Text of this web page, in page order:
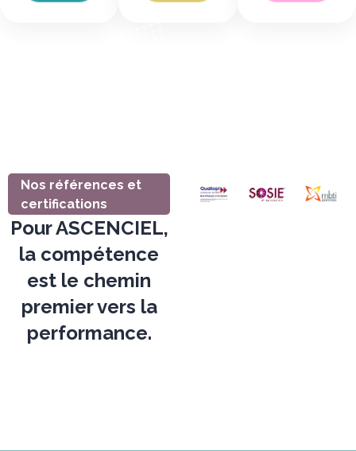
Nos références et
certifications
Pour ASCENCIEL,
la compétence
est le chemin
premier vers la
performance.